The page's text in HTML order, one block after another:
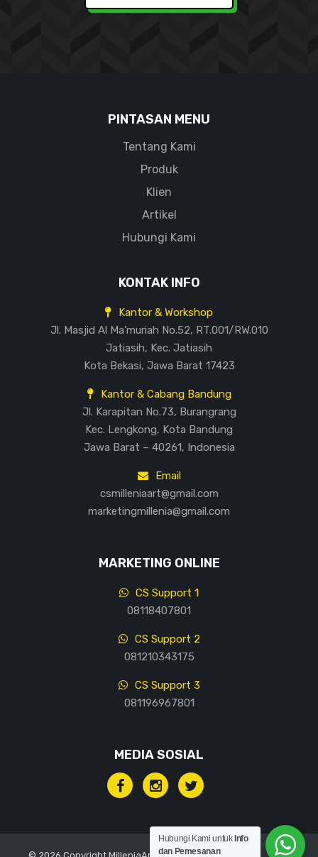
PINTASAN MENU
Tentang Kami
Produk
Klien
Artikel
Hubungi Kami
KONTAK INFO
Kantor & Workshop
Jl. Masjid Al Ma’muriah No.52, RT.001/RW.010
Jatiasih, Kec. Jatiasih
Kota Bekasi, Jawa Barat 17423
Kantor & Cabang Bandung
Jl. Karapitan No.73, Burangrang
Kec. Lengkong, Kota Bandung
Jawa Barat – 40261, Indonesia
Email
csmilleniaart@gmail.com
marketingmillenia@gmail.com
MARKETING ONLINE
CS Support 1
08118407801
CS Support 2
081210343175
CS Support 3
081196967801
MEDIA SOSIAL
Hubungi Kami untuk Info
dan Pemesanan